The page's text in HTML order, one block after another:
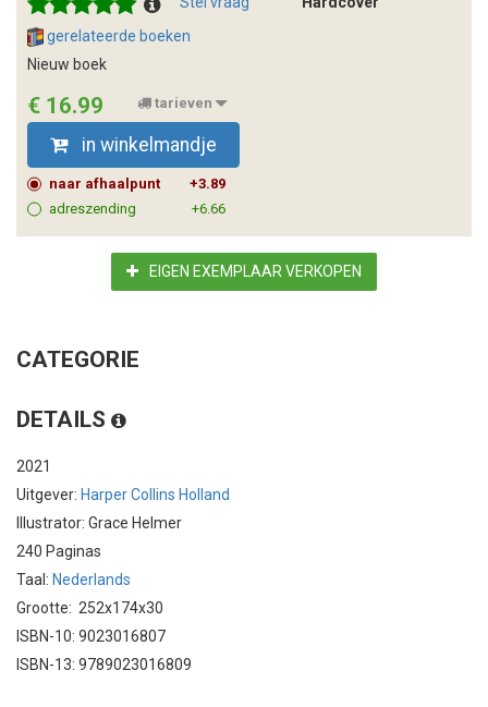
gerelateerde boeken
Nieuw boek
€ 16.99 tarieven
in winkelmandje
naar afhaalpunt
+3.89
adreszending
+6.66
EIGEN EXEMPLAAR VERKOPEN
CATEGORIE
DETAILS
2021
Uitgever: Harper Collins Holland
Illustrator: Grace Helmer
240 Paginas
Taal: Nederlands
Grootte: 252x174x30
ISBN-10: 9023016807
ISBN-13: 9789023016809